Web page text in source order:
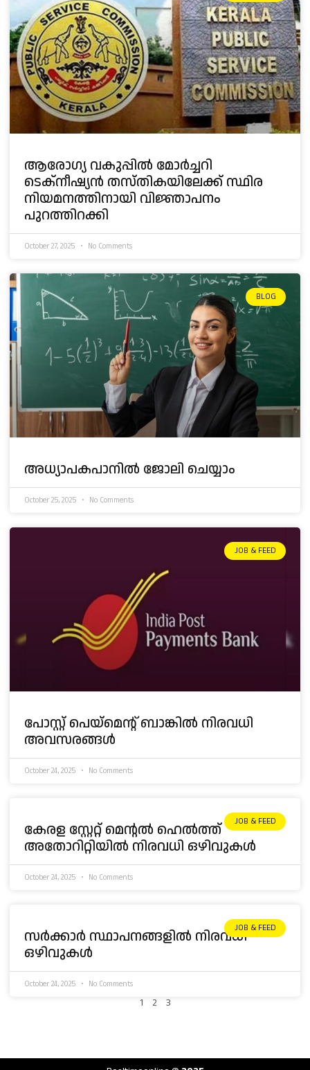
ആരോഗ്യ വകുപ്പിൽ മോർച്ചറി
ടെക്‌നീഷ്യൻ തസ്തികയിലേക്ക് സ്ഥിര
നിയമനത്തിനായി വിജ്ഞാപനം
പുറത്തിറക്കി
October 27, 2025 No Comments
BLOG
അധ്യാപകപാനിൽ ജോലി ചെയ്യാം
October 25, 2025 No Comments
JOB & FEED
പോസ്റ്റ് പെയ്മെന്റ് ബാങ്കിൽ നിരവധി
അവസരങ്ങൾ
October 24, 2025 No Comments
JOB & FEED
കേരള സ്റ്റേറ്റ് മെൻ്റൽ ഹെൽത്ത്
അതോറിറ്റിയിൽ നിരവധി ഒഴിവുകൾ
October 24, 2025 No Comments
JOB & FEED
സർക്കാർ സ്ഥാപനങ്ങളിൽ നിരവധി
ഒഴിവുകൾ
October 24, 2025 No Comments
1 2 3